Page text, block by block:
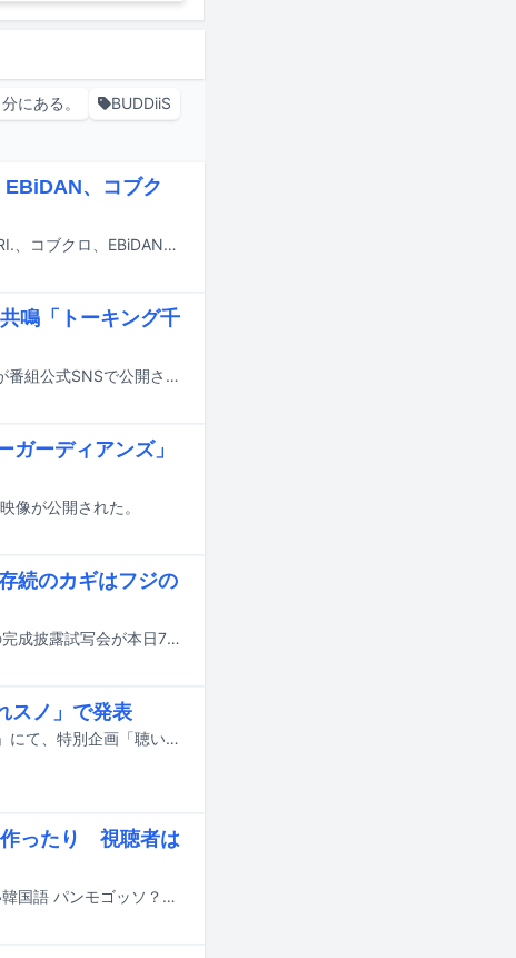
にある。
BUDDiiS
、コブク
8月1日に放送されるフジテレビ系「SHIONOGI MUSIC FAIR」に.ENDRECHERI.、コブクロ、EBiDAN、chilldspotが出演する。
鳴「トーキング千
本日7月25日14:00よりTBS系で放送される「トーキング千鳥！」の予告映像が番組公式SNSで公開された。
ーディアンズ」
像が公開された。
続のカギはフジの
7月31日よりFODで配信される新ドラマ「ペンション・恋は桃色 season4」の完成披露試写会が本日7月24日に東京・マルチシアターで行われ、キャストのリリー・フランキー、斎藤工、柏木悠（超特急）、高木完が登壇した。
スノ」で発表
7月31日19:00よりTBS系で放送される「それSnow Manにやらせて下さいSP」にて、特別企画「聴いただけで気分ブチアゲ↑テンションが上がるSnow Manの楽曲ランキング」がオンエアされる。
作ったり 視聴者は
ATEEZのYUNHOとONE N' ONLYのHAYATOが出演する番組「僕らとおいしい韓国語 パンモゴッソ？」が、WOWOWオンデマンドで全話一挙配信された。10月には、WOWOWでテレビ放送される予定だ。